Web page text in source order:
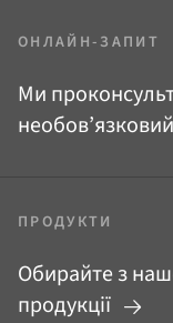
ОНЛАЙН-ЗАПИТ
Ми
ПРОДУКТИ
Обирайте з
продукції